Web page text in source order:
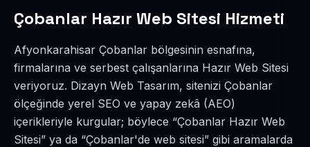
Çobanlar Hazır Web Sitesi Hizmeti
Afyonkarahisar Çobanlar bölgesinin esnafına,
firmalarına ve serbest çalışanlarına Hazır Web Sitesi
veriyoruz. Dizayn Web Tasarım, sitenizi Çobanlar
ölçeğinde yerel SEO ve yapay zekâ (AEO)
içerikleriyle kurgular; böylece “Çobanlar Hazır Web
Sitesi” ya da “Çobanlar'de web sitesi” gibi aramalarda